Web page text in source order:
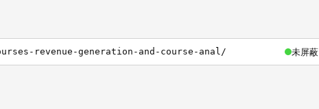
revenue-generation-and-course-anal/ 未屏蔽